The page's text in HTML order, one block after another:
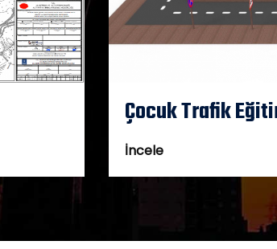
Çocuk Trafik
İncele